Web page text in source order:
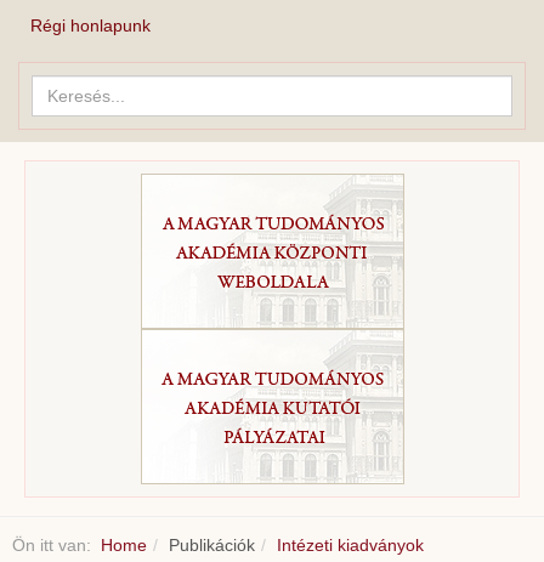
Régi honlapunk
Keresés...
Ön itt van: Home Publikációk
Intézeti kiadványok